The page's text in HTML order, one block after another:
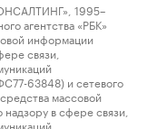
1995–
агентства «РБК»
информации
связи,
63848) и сетевого
массовой
в сфере связи,